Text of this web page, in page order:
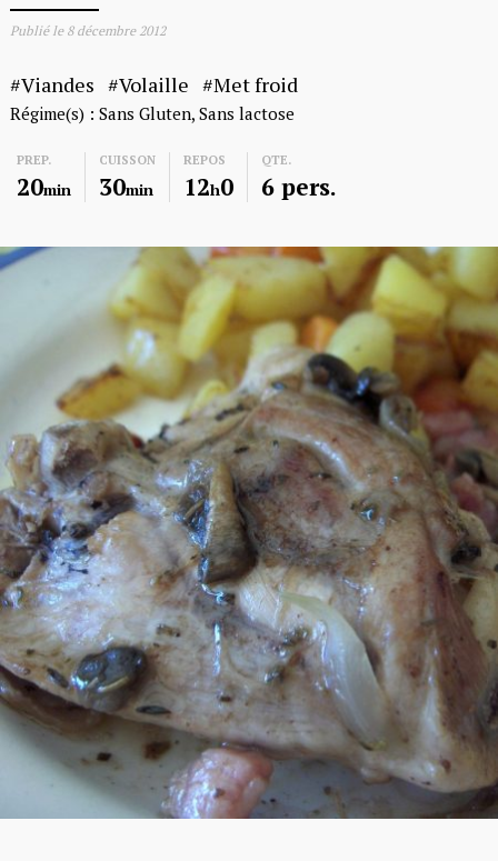
Publié le 8 décembre 2012
Viandes Volaille Met froid
Régime(s) : Sans Gluten Sans lactose
PREP.
20min
CUISSON
30min
REPOS
12h0
QTE.
6 pers.